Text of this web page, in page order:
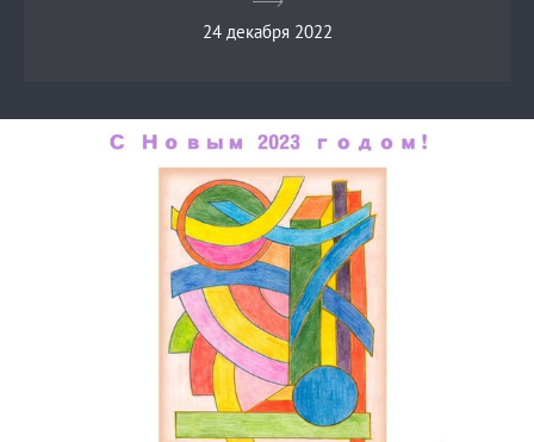
24 декабря 2022